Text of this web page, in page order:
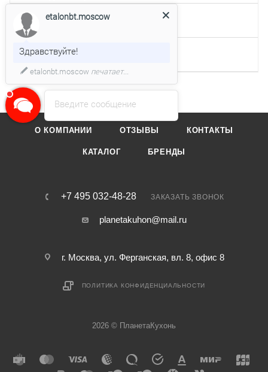
Ширина для встраивания,
560
Глубина для встраивания,
О КОМПАНИИ ОТЗЫВЫ КОНТАКТЫ
КАТАЛОГ БРЕНДЫ
+7 495 032-48-28 ЗАКАЗАТЬ ЗВОНОК
planetakuhon@mail.ru
г. Москва, ул. Ферганская, вл. 8, офис 8
ПОЛИТИКА КОНФИДЕНЦИАЛЬНОСТИ
2026 © ПланетаКухонь
Введите сообщение
etalonbt.moscow
Здравствуйте!
etalonbt.moscow печатает...